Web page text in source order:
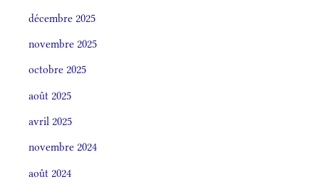
décembre 2025
novembre 2025
octobre 2025
août 2025
avril 2025
novembre 2024
août 2024